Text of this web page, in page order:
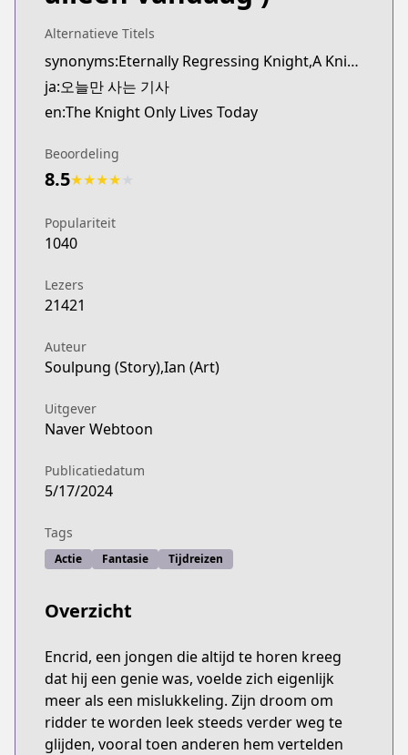
https://www.webtoons.com/en/fantasy/the-
Naver Webtoon
Naver Webtoon
https://comic.naver.com/webtoon/
Naver Series
https://series.naver.com/comic/
Alternatieve Titels
synonyms:Eternally Regressing Knight,A Knight Who Eternally Regresses,Oneul-man Saneun Gisa
ja:오늘만 사는 기사
en:The Knight Only Lives Today
Beoordeling
8.5★★★★
Populariteit
1040
Lezers
21421
Auteur
Soulpung (Story),Ian (Art)
Uitgever
Naver Webtoon
Publicatiedatum
5/17/2024
Tags
Actie Fantasie Tijdreizen
Overzicht
Encrid, een jongen die altijd te horen kreeg
dat hij een genie was, voelde zich eigenlijk
meer als een mislukkeling. Zijn droom om
ridder te worden leek steeds verder weg te
glijden, vooral toen anderen hem vertelden